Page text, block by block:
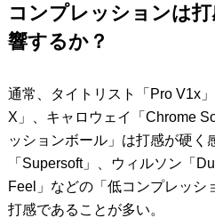
コンプレッションは
響するか？
通常、タイトリスト「Pro V1x
X」、キャロウェイ「Chrome
ッションボール」は打感が硬く
「Supersoft」、ウィルソン「
Feel」などの「低コンプレッシ
打感であることが多い。